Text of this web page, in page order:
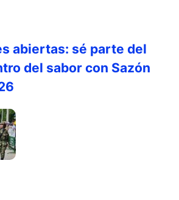
abiertas: sé parte del
del sabor con Sazón